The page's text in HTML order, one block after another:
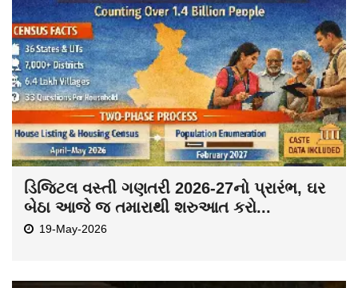
ડિજિટલ વસ્તી ગણતરી 2026-27નો પ્રારંભ, ઘર
બેઠા આજે જ તમારાથી શરુઆત કરો...
19-May-2026